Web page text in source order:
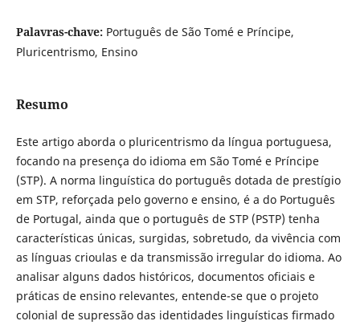
Palavras-chave: Português de São Tomé e Príncipe,
Pluricentrismo, Ensino
Resumo
Este artigo aborda o pluricentrismo da língua portuguesa,
focando na presença do idioma em São Tomé e Príncipe
(STP). A norma linguística do português dotada de prestígio
em STP, reforçada pelo governo e ensino, é a do Português
de Portugal, ainda que o português de STP (PSTP) tenha
características únicas, surgidas, sobretudo, da vivência com
as línguas crioulas e da transmissão irregular do idioma. Ao
analisar alguns dados históricos, documentos oficiais e
práticas de ensino relevantes, entende-se que o projeto
colonial de supressão das identidades linguísticas firmado